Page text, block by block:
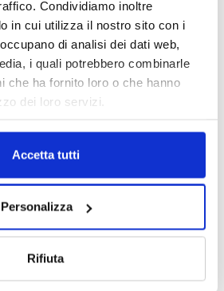
Condividiamo inoltre
in cui utilizza il nostro sito con i
di analisi dei dati web,
i quali potrebbero combinarle
che ha fornito loro o che hanno
dei loro servizi.
Accetta tutti
Personalizza
Rifiuta
sponsorizzate
Assicurazioni: grande
2026
HUMANITAS (l’impatto
sul futuro e oltre)